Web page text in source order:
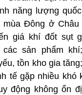
năng lượng
mùa Đông ở
giá khí đốt sụt
sản phẩm
tồn kho gia
tế gặp nhiều khó
động không ổn